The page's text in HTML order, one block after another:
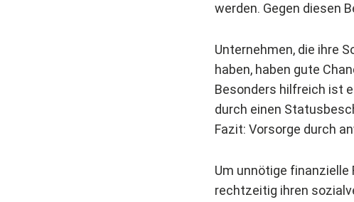
werden. Gegen diesen
Unternehmen, die ihre
haben, haben gute
Besonders hilfreich ist
durch einen
Fazit: Vorsorge durch
Um unnötige finanzielle
rechtzeitig ihren